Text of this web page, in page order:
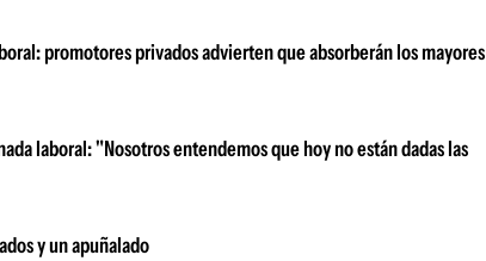
promotores privados advierten que absorberán los mayores
laboral: "Nosotros entendemos que hoy no están dadas las
y un apuñalado